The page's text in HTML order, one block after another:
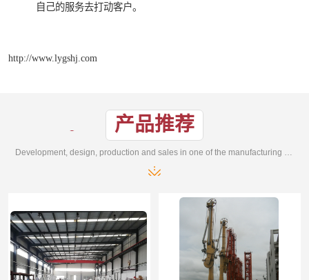
自己的服务去打动客户。
http://www.lygshj.com
产品推荐
Development, design, production and sales in one of the manufacturing enterprises